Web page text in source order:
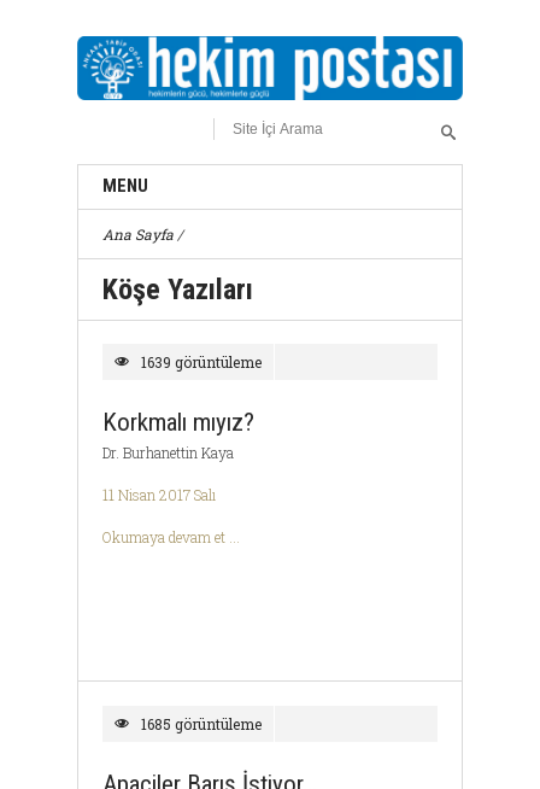
MENU
Ana Sayfa /
Köşe Yazıları
1639 görüntüleme
Korkmalı mıyız?
Dr. Burhanettin Kaya
11 Nisan 2017 Salı
Okumaya devam et ...
1685 görüntüleme